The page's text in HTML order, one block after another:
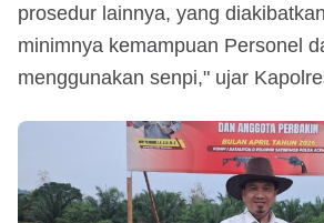
prosedur lainnya, yang
minimnya kemampuan Personel
menggunakan senpi," ujar